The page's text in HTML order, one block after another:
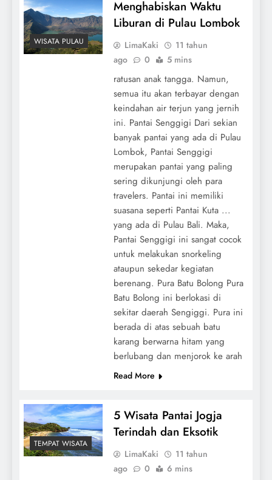
WISATA PULAU
Menghabiskan Waktu
Liburan di Pulau Lombok
LimaKaki
11 tahun
ago
0 5 mins
ratusan anak tangga. Namun,
semua itu akan terbayar dengan
keindahan air terjun yang jernih
ini. Pantai Senggigi Dari sekian
banyak pantai yang ada di Pulau
Lombok, Pantai Senggigi
merupakan pantai yang paling
sering dikunjungi oleh para
travelers. Pantai ini memiliki
suasana seperti Pantai Kuta ...
yang ada di Pulau Bali. Maka,
Pantai Senggigi ini sangat cocok
untuk melakukan snorkeling
ataupun sekedar kegiatan
berenang. Pura Batu Bolong Pura
Batu Bolong ini berlokasi di
sekitar daerah Sengiggi. Pura ini
berada di atas sebuah batu
karang berwarna hitam yang
berlubang dan menjorok ke arah
Read More
TEMPAT WISATA
5 Wisata Pantai Jogja
Terindah dan Eksotik
LimaKaki
11 tahun
ago
0 6 mins